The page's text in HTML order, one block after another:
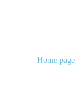
Home page